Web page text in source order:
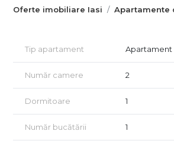
Oferte imobiliare Iasi Apartamente
✔ Tâmplărie PVC cu geam termopan
✔ Se vinde mobilat, exact ca în fotografii
rapid către toate punctele de interes:
comun, centre comerciale, farmacii,
magazine.
Pentru detalii, contactati-ma la
Tip apartament Apartament
Număr camere 2
Dormitoare 1
Număr bucătării 1